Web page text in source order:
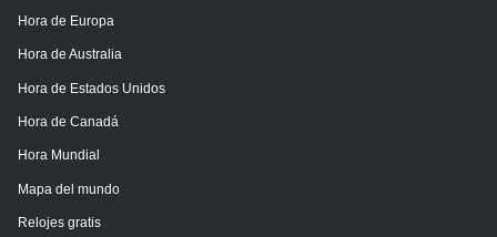
Hora de Europa
Hora de Australia
Hora de Estados Unidos
Hora de Canadá
Hora Mundial
Mapa del mundo
Relojes gratis